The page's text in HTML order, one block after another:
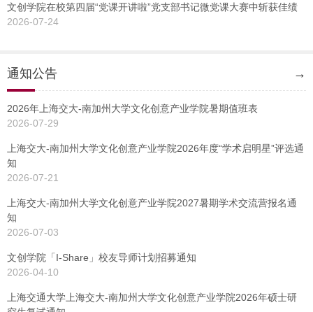
文创学院在校第四届“党课开讲啦”党支部书记微党课大赛中斩获佳绩
2026-07-24
通知公告 →
2026年上海交大-南加州大学文化创意产业学院暑期值班表
2026-07-29
上海交大-南加州大学文化创意产业学院2026年度“学术启明星”评选通
知
2026-07-21
上海交大-南加州大学文化创意产业学院2027暑期学术交流营报名通
知
2026-07-03
文创学院「I-Share」校友导师计划招募通知
2026-04-10
上海交通大学上海交大-南加州大学文化创意产业学院2026年硕士研